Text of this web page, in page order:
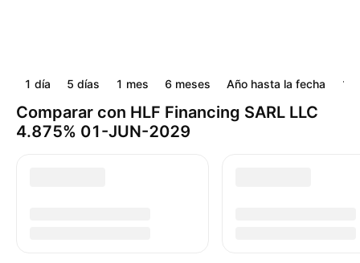
1 día 5 días 1 mes 6 meses Año hasta la fecha 1
Comparar con HLF Financing SARL LLC
4.875% 01-JUN-2029